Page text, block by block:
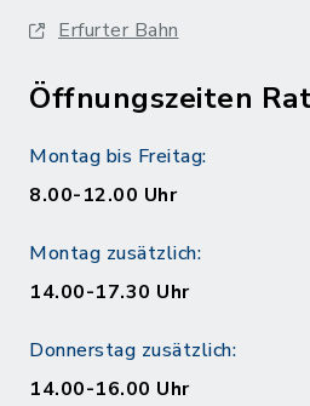
Erfurter Bahn
Öffnungszeiten
Montag bis Freitag:
8.00-12.00 Uhr
Montag zusätzlich:
14.00-17.30 Uhr
Donnerstag zusätzlich:
14.00-16.00 Uhr